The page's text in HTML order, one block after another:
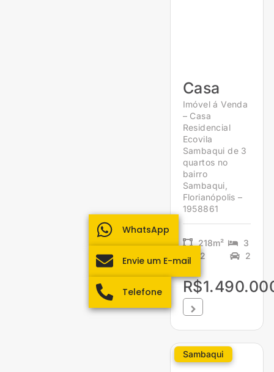
Casa
Imóvel á Venda
– Casa
Residencial
Ecovila
Sambaqui de 3
quartos no
bairro
Sambaqui,
Florianópolis –
1958861
218m²
3
2
2
Sambaqui
WhatsApp
Envie um E-mail
Telefone